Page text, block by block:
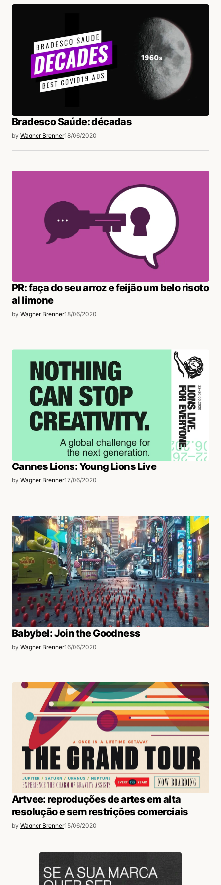
Bradesco Saúde: décadas
by Wagner Brenner18/06/2020
PR: faça do seu arroz e feijão um belo risoto
al limone
by Wagner Brenner18/06/2020
Cannes Lions: Young Lions Live
by Wagner Brenner17/06/2020
Babybel: Join the Goodness
by Wagner Brenner16/06/2020
Artvee: reproduções de artes em alta
resolução e sem restrições comerciais
by Wagner Brenner15/06/2020